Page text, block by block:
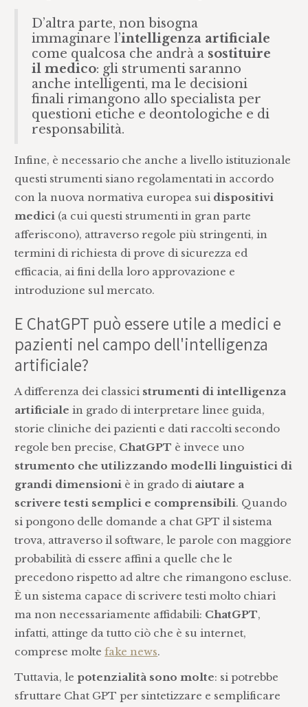
D’altra parte, non bisogna
immaginare l’intelligenza artificiale
come qualcosa che andrà a sostituire
il medico: gli strumenti saranno
anche intelligenti, ma le decisioni
finali rimangono allo specialista per
questioni etiche e deontologiche e di
responsabilità.
Infine, è necessario che anche a livello istituzionale
questi strumenti siano regolamentati in accordo
con la nuova normativa europea sui dispositivi
medici (a cui questi strumenti in gran parte
afferiscono), attraverso regole più stringenti, in
termini di richiesta di prove di sicurezza ed
efficacia, ai fini della loro approvazione e
introduzione sul mercato.
E ChatGPT può essere utile a medici e
pazienti nel campo dell'intelligenza
artificiale?
A differenza dei classici strumenti di intelligenza
artificiale in grado di interpretare linee guida,
storie cliniche dei pazienti e dati raccolti secondo
regole ben precise, ChatGPT è invece uno
strumento che utilizzando modelli linguistici di
grandi dimensioni è in grado di aiutare a
scrivere testi semplici e comprensibili. Quando
si pongono delle domande a chat GPT il sistema
trova, attraverso il software, le parole con maggiore
probabilità di essere affini a quelle che le
precedono rispetto ad altre che rimangono escluse.
È un sistema capace di scrivere testi molto chiari
ma non necessariamente affidabili: ChatGPT,
infatti, attinge da tutto ciò che è su internet,
comprese moltefake news.
Tuttavia, lepotenzialità sono molte: si potrebbe
sfruttare Chat GPT per sintetizzare e semplificare